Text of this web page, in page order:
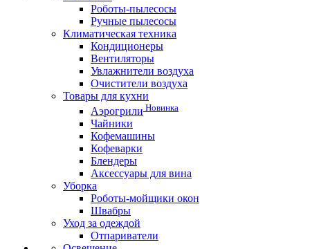
Роботы-пылесосы
Ручные пылесосы
Климатическая техника
Кондиционеры
Вентиляторы
Увлажнители воздуха
Очистители воздуха
Товары для кухни
Аэрогрили Новинка
Чайники
Кофемашины
Кофеварки
Блендеры
Аксессуары для вина
Уборка
Роботы-мойщики окон
Швабры
Уход за одеждой
Отпариватели